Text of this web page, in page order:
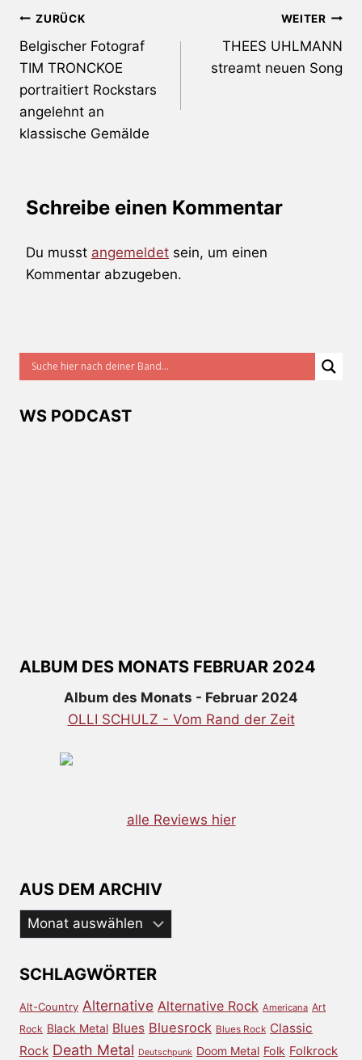
Beitragsnavigation
ZURÜCK
Belgischer Fotograf
TIM TRONCKOE
portraitiert Rockstars
angelehnt an
klassische Gemälde
WEITER
THEES UHLMANN
streamt neuen Song
Schreibe einen Kommentar
Du musst angemeldet sein, um einen
Kommentar abzugeben.
WS PODCAST
ALBUM DES MONATS FEBRUAR 2024
Album des Monats - Februar 2024
OLLI SCHULZ - Vom Rand der Zeit
alle Reviews hier
AUS DEM ARCHIV
Aus
dem
SCHLAGWÖRTER
Alt-Country Alternative Alternative Rock Americana Art
Rock Black Metal Blues Bluesrock Blues Rock Classic
Rock Death Metal Deutschpunk Doom Metal Folk Folkrock